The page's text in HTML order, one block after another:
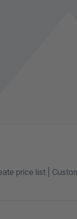
price list |